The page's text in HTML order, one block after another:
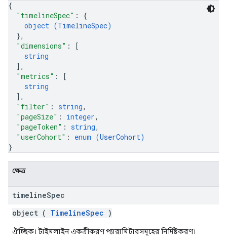
{
"timelineSpec" : {
object (TimelineSpec)
},
"dimensions" :
[
string
] ,
"metrics" :
[
string
] ,
"filter" : string,
"pageSize" : integer,
"pageToken" : string,
"userCohort" : enum (UserCohort)
}
ক্ষেত্র
timelineSpec
object ( TimelineSpec )
ঐচ্ছিক। টাইমলাইন একত্রীকরণ প্যারামিটারসমূহের নির্দিষ্টকরণ।